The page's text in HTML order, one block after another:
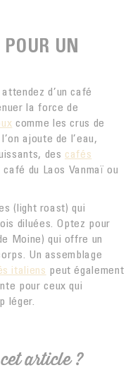
UN
d’un café
la force de
comme les crus de
ajoute de l’eau,
des cafés
du Laos Vanmaï ou
(light roast) qui
diluées. Optez pour
Moine) qui offre un
Un assemblage
italiens peut également
pour ceux qui
léger.
article ?